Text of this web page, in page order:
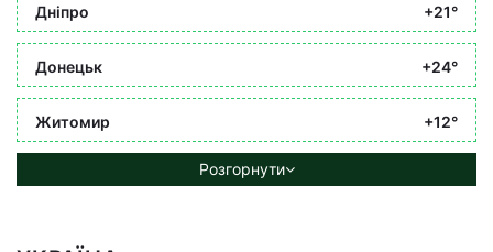
Дніпро +21°
Донецьк +24°
Житомир +12°
Розгорнути